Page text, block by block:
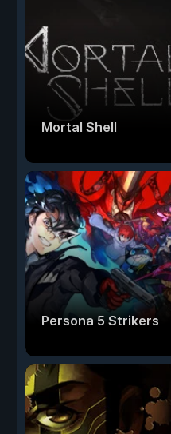
Mortal Shell
Persona 5 Strikers